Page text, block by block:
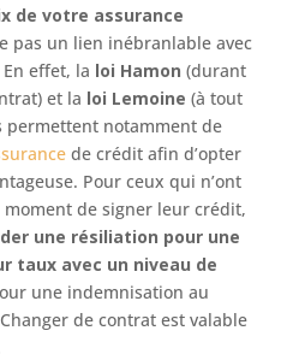
de votre assurance
pas un lien inébranlable avec
effet, la loi Hamon (durant
et la loi Lemoine (à tout
permettent notamment de
de crédit afin d’opter
Pour ceux qui n’ont
de signer leur crédit,
une résiliation pour une
taux avec un niveau de
une indemnisation au
de contrat est valable